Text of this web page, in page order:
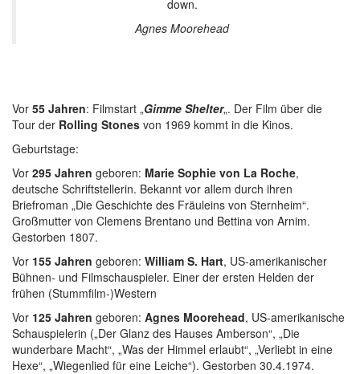
down.
Agnes Moorehead
Vor 55 Jahren: Filmstart „Gimme Shelter„. Der Film über die
Tour der Rolling Stones von 1969 kommt in die Kinos.
Geburtstage:
Vor 295 Jahren geboren: Marie Sophie von La Roche,
deutsche Schriftstellerin. Bekannt vor allem durch ihren
Briefroman „Die Geschichte des Fräuleins von Sternheim“.
Großmutter von Clemens Brentano und Bettina von Arnim.
Gestorben 1807.
Vor 155 Jahren geboren: William S. Hart, US-amerikanischer
Bühnen- und Filmschauspieler. Einer der ersten Helden der
frühen (Stummfilm-)Western
Vor 125 Jahren geboren: Agnes Moorehead, US-amerikanische
Schauspielerin („Der Glanz des Hauses Amberson“, „Die
wunderbare Macht“, „Was der Himmel erlaubt“, „Verliebt in eine
Hexe“, „Wiegenlied für eine Leiche“). Gestorben 30.4.1974.